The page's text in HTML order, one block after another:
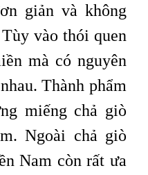
giản và không
vào thói quen
mà có nguyên
Thành phẩm
miếng chả giò
Ngoài chả giò
Nam còn rất ưa